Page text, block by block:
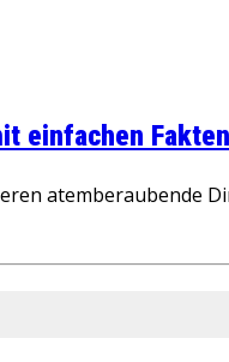
einfachen
atemberaubende